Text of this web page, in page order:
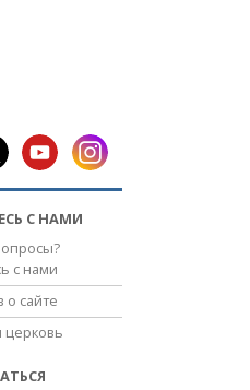
С НАМИ
с нами
о сайте
церковь